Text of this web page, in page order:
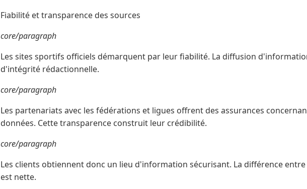
Fiabilité et transparence des sources
core/paragraph
Les sites sportifs officiels démarquent par leur fiabilité. La diffusion
d'intégrité rédactionnelle.
core/paragraph
Les partenariats avec les fédérations et ligues offrent des assurances
données. Cette transparence construit leur crédibilité.
core/paragraph
Les clients obtiennent donc un lieu d'information sécurisant. La différence
est nette.